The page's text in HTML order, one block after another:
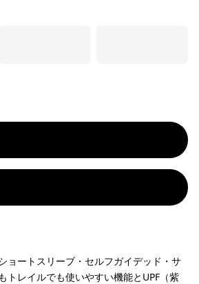
ョートスリーブ・セルフガイデッド・サ
トレイルでも使いやすい機能とUPF（紫